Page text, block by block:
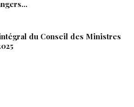
du Conseil des Ministres